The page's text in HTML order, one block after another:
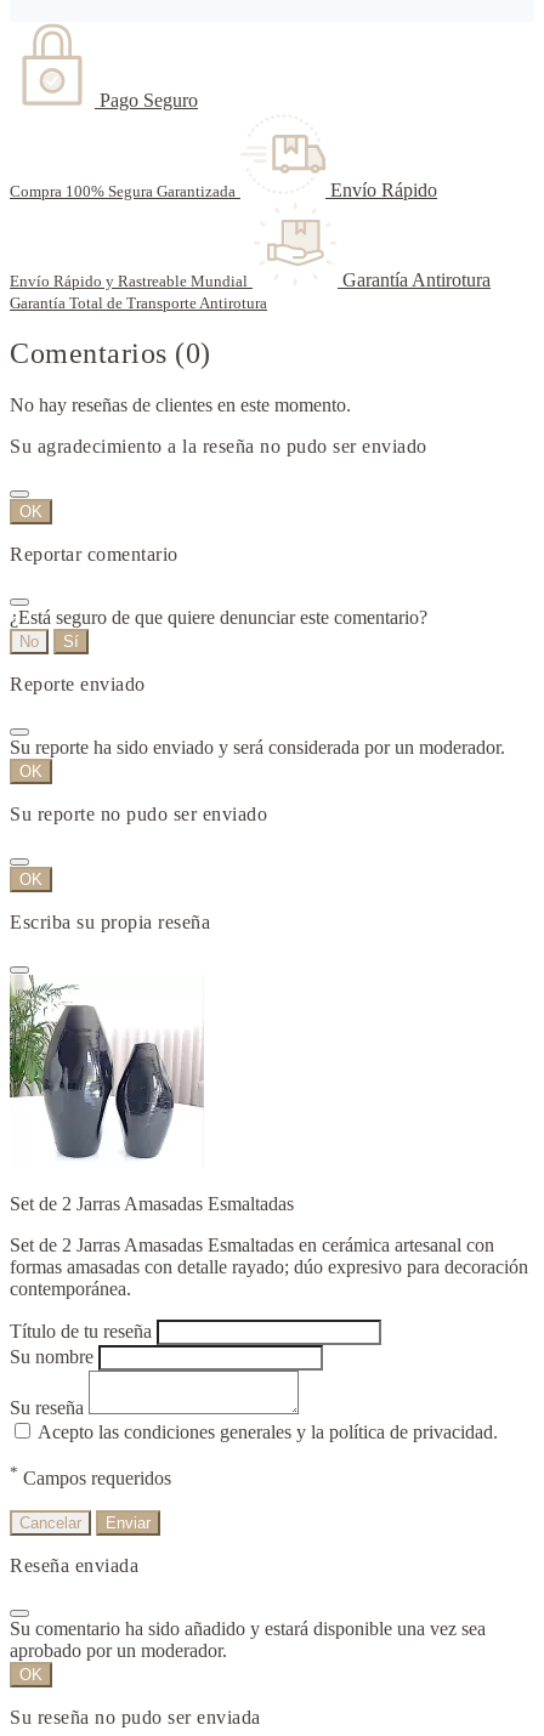
Pago Seguro
Compra 100% Segura Garantizada Envío Rápido
Envío Rápido y Rastreable Mundial Garantía Antirotura
Garantía Total de Transporte Antirotura
Comentarios (0)
No hay reseñas de clientes en este momento.
Su agradecimiento a la reseña no pudo ser enviado
OK
Reportar comentario
¿Está seguro de que quiere denunciar este comentario?
No Sí
Reporte enviado
Su reporte ha sido enviado y será considerada por un moderador.
OK
Su reporte no pudo ser enviado
OK
Escriba su propia reseña
Set de 2 Jarras Amasadas Esmaltadas
Set de 2 Jarras Amasadas Esmaltadas en cerámica artesanal con
formas amasadas con detalle rayado; dúo expresivo para decoración
contemporánea.
Título de tu reseña
Su nombre
Su reseña
Acepto las condiciones generales y la política de privacidad.
* Campos requeridos
Cancelar Enviar
Reseña enviada
Su comentario ha sido añadido y estará disponible una vez sea
aprobado por un moderador.
OK
Su reseña no pudo ser enviada